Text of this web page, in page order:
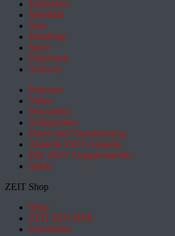
Entdecken
Mobilität
Sinn
Hamburg
Sport
Österreich
Schweiz
Podcasts
Video
Newsletter
Schlagzeilen
Daten und Visualisierung
Aktuelle ZEIT-Ausgabe
DIE ZEIT Ausgabenarchiv
Spiele
ZEIT Shop
Shop
ZEIT BÜCHER
Geschenke